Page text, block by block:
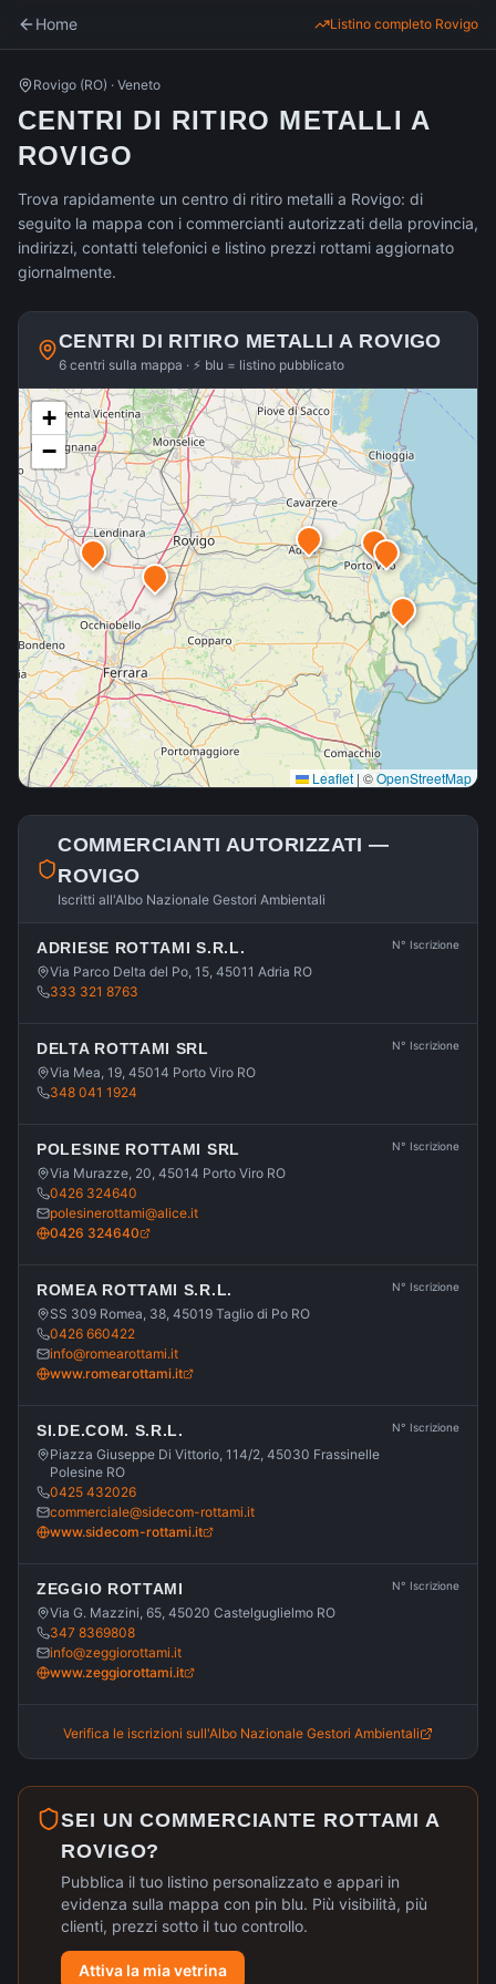
Home Listino completo Rovigo
Rovigo (RO) · Veneto
CENTRI DI RITIRO METALLI A
ROVIGO
Trova rapidamente un centro di ritiro metalli a Rovigo: di
seguito la mappa con i commercianti autorizzati della provincia,
indirizzi, contatti telefonici e listino prezzi rottami aggiornato
giornalmente.
CENTRI DI RITIRO METALLI A ROVIGO
6 centri sulla mappa · ⚡ blu = listino pubblicato
+
−
Leaflet | ©OpenStreetMap
COMMERCIANTI AUTORIZZATI —
ROVIGO
Iscritti all'Albo Nazionale Gestori Ambientali
ADRIESE ROTTAMI S.R.L.
Via Parco Delta del Po, 15, 45011 Adria RO
333 321 8763
N° Iscrizione
DELTA ROTTAMI SRL
Via Mea, 19, 45014 Porto Viro RO
348 041 1924
N° Iscrizione
POLESINE ROTTAMI SRL
Via Murazze, 20, 45014 Porto Viro RO
0426 324640
polesinerottami@alice.it
0426 324640
N° Iscrizione
ROMEA ROTTAMI S.R.L.
SS 309 Romea, 38, 45019 Taglio di Po RO
0426 660422
info@romearottami.it
www.romearottami.it
N° Iscrizione
SI.DE.COM. S.R.L.
Piazza Giuseppe Di Vittorio, 114/2, 45030 Frassinelle
Polesine RO
0425 432026
commerciale@sidecom-rottami.it
www.sidecom-rottami.it
N° Iscrizione
ZEGGIO ROTTAMI
Via G. Mazzini, 65, 45020 Castelguglielmo RO
347 8369808
info@zeggiorottami.it
www.zeggiorottami.it
N° Iscrizione
Verifica le iscrizioni sull'Albo Nazionale Gestori Ambientali
SEI UN COMMERCIANTE ROTTAMI A
ROVIGO?
Pubblica il tuo listino personalizzato e appari in
evidenza sulla mappa con pin blu. Più visibilità, più
clienti, prezzi sotto il tuo controllo.
Attiva la mia vetrina